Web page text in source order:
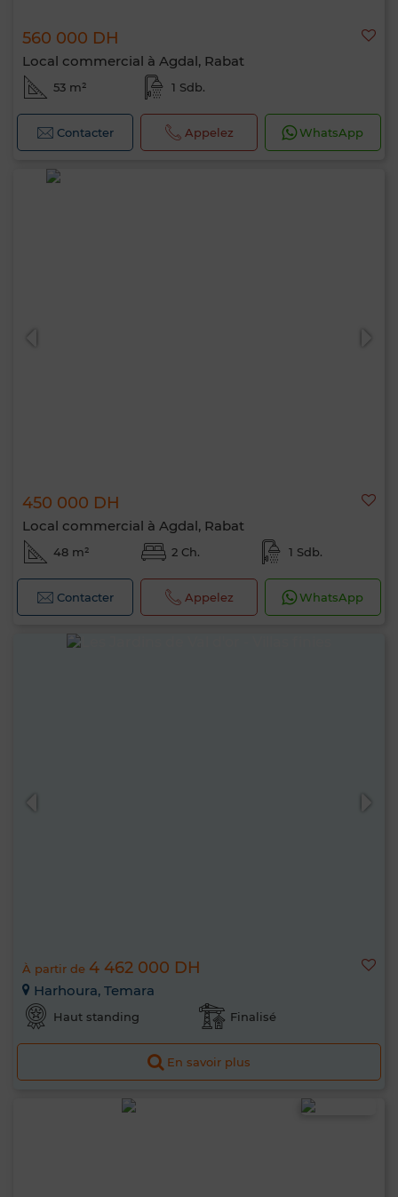
560 000 DH
Local commercial à Agdal, Rabat
53 m² 1 Sdb.
Contacter Appelez WhatsApp
450 000 DH
Local commercial à Agdal, Rabat
48 m² 2 Ch. 1 Sdb.
Contacter Appelez WhatsApp
À partir de 4 462 000 DH
Harhoura, Temara
Haut standing Finalisé
En savoir plus